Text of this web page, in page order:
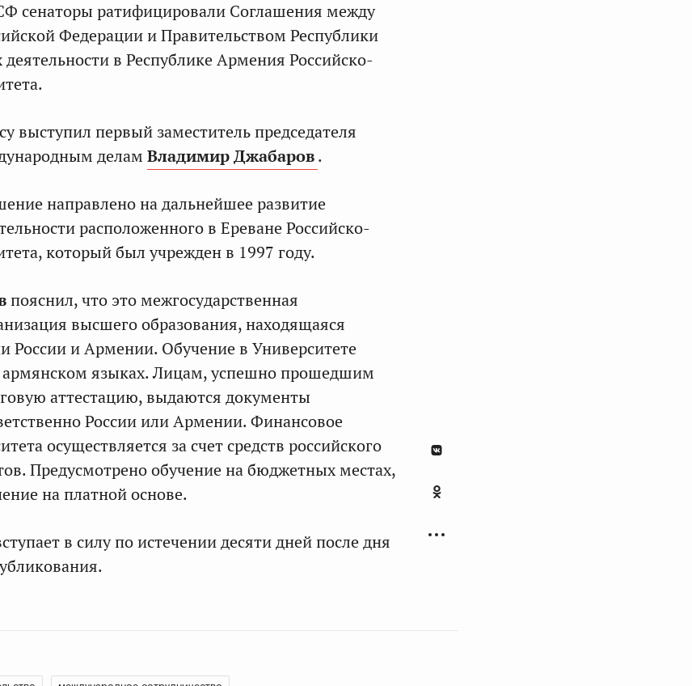
сенаторы ратифицировали Соглашения между
Федерации и Правительством Республики
в Республике Армения Российско-
выступил первый заместитель председателя
делам Владимир Джабаров.
направлено на дальнейшее развитие
расположенного в Ереване Российско-
который был учрежден в 1997 году.
пояснил, что это межгосударственная
высшего образования, находящаяся
России и Армении. Обучение в Университете
армянском языках. Лицам, успешно прошедшим
аттестацию, выдаются документы
России или Армении. Финансовое
осуществляется за счет средств российского
Предусмотрено обучение на бюджетных местах,
на платной основе.
в силу по истечении десяти дней после дня